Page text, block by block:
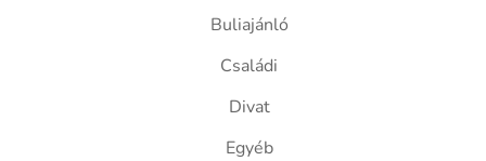
Buliajánló
Családi
Divat
Egyéb